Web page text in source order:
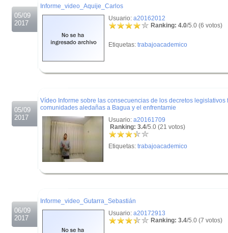
05/09
2017
Informe_video_Aquije_Carlos
Usuario: a20162012
Ranking: 4.0/5.0 (6 votos)
Etiquetas: trabajoacademico
05/09
2017
Vídeo Informe sobre las consecuencias de los decretos
comunidades aledañas a Bagua y el enfrentamie
Usuario: a20161709
Ranking: 3.4/5.0 (21 votos)
Etiquetas: trabajoacademico
06/09
2017
Informe_video_Gutarra_Sebastián
Usuario: a20172913
Ranking: 3.4/5.0 (7 votos)